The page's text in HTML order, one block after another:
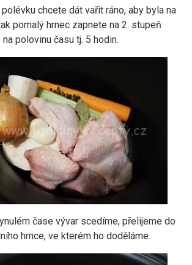
chcete dát vařit ráno, aby byla na
pomalý hrnec zapnete na 2. stupeň
na polovinu času tj. 5 hodin.
čase vývar scedíme, přelijeme do
hrnce, ve kterém ho doděláme.